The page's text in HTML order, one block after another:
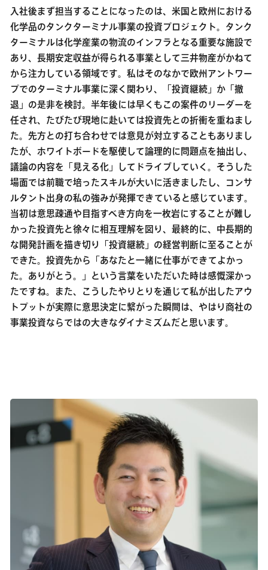
入社後まず担当することになったのは、米国と欧州における
化学品のタンクターミナル事業の投資プロジェクト。タンク
ターミナルは化学産業の物流のインフラとなる重要な施設で
あり、長期安定収益が得られる事業として三井物産がかねて
から注力している領域です。私はそのなかで欧州アントワー
プでのターミナル事業に深く関わり、「投資継続」か「撤
退」の是非を検討。半年後には早くもこの案件のリーダーを
任され、たびたび現地に赴いては投資先との折衝を重ねまし
た。先方との打ち合わせでは意見が対立することもありまし
たが、ホワイトボードを駆使して論理的に問題点を抽出し、
議論の内容を「見える化」してドライブしていく。そうした
場面では前職で培ったスキルが大いに活きましたし、コンサ
ルタント出身の私の強みが発揮できていると感じています。
当初は意思疎通や目指すべき方向を一枚岩にすることが難し
かった投資先と徐々に相互理解を図り、最終的に、中長期的
な開発計画を描き切り「投資継続」の経営判断に至ることが
できた。投資先から「あなたと一緒に仕事ができてよかっ
た。ありがとう。」という言葉をいただいた時は感慨深かっ
たですね。また、こうしたやりとりを通じて私が出したアウ
トプットが実際に意思決定に繋がった瞬間は、やはり商社の
事業投資ならではの大きなダイナミズムだと思います。